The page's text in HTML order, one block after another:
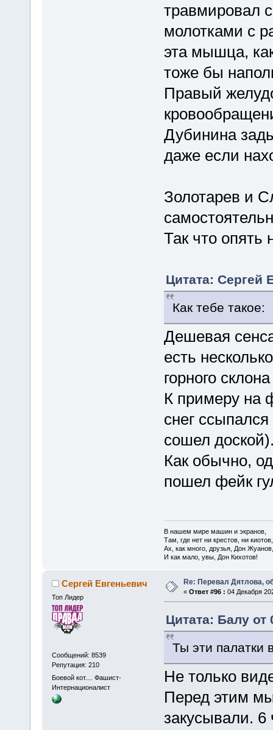
травмировал
молотками с
эта мышца,
тоже бы
Правый
Дубинина
даже если
Золотарев и
Так что опять
Цитата: Сергей
Как тебе такое:
Дешевая
есть
горного
К примеру на
снег
сошел
Как обычно,
пошел фейк
В нашем мире машин и экранов,
Там, где нет ни крестов, ни киотов,
Ах, как много, друзья, Дон Жуанов,
И как мало, увы, Дон Кихотов!
Сергей Евгеньевич
Топ Лидер
Сообщений: 8539
Репутация: 210
Боевой кот.... Фашист-
Интернационалист
Re: Перевал Дятлова,
« Ответ #96 : 04 Декабря
Цитата: Балу от
Ты эти палатки
Не только
Перед этим
закусывали. 6